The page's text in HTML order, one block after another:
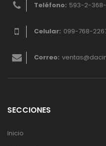
Teléfono: 593-2-
Celular: 099-768-
Correo:
SECCIONES
Inicio